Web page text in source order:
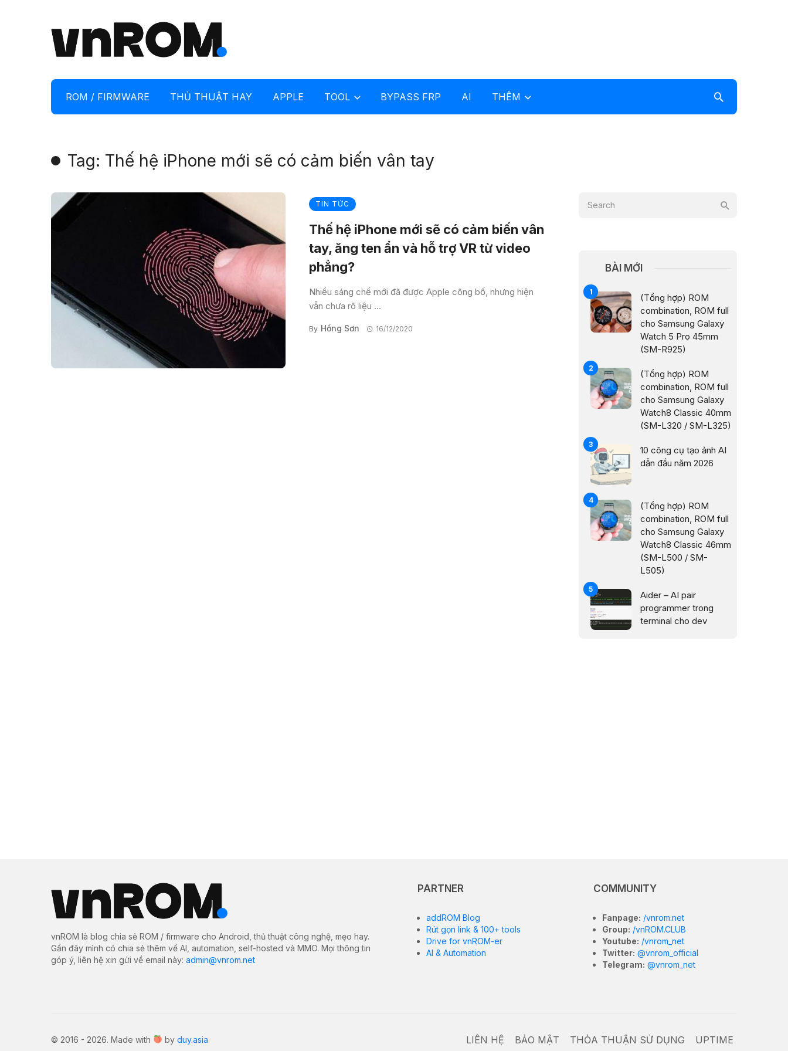
ROM / FIRMWARE THỦ THUẬT HAY APPLE TOOL BYPASS FRP AI THÊM
Tag: Thế hệ iPhone mới sẽ có cảm biến vân tay
TIN TỨC
Thế hệ iPhone mới sẽ có cảm biến vân
tay, ăng ten ẩn và hỗ trợ VR từ video
phẳng?
Nhiều sáng chế mới đã được Apple công bố, nhưng hiện
vẫn chưa rõ liệu ...
By Hồng Sơn 16/12/2020
BÀI MỚI
(Tổng hợp) ROM
combination, ROM full
cho Samsung Galaxy
Watch 5 Pro 45mm
(SM-R925)
(Tổng hợp) ROM
combination, ROM full
cho Samsung Galaxy
Watch8 Classic 40mm
(SM-L320 / SM-L325)
10 công cụ tạo ảnh AI
dẫn đầu năm 2026
(Tổng hợp) ROM
combination, ROM full
cho Samsung Galaxy
Watch8 Classic 46mm
(SM-L500 / SM-
L505)
Aider – AI pair
programmer trong
terminal cho dev
vnROM là blog chia sẻ ROM / firmware cho Android, thủ thuật công nghệ, mẹo hay.
Gần đây mình có chia sẻ thêm về AI, automation, self-hosted và MMO. Mọi thông tin
góp ý, liên hệ xin gửi về email này: admin@vnrom.net
PARTNER
addROM Blog
Rút gọn link & 100+ tools
Drive for vnROM-er
AI & Automation
COMMUNITY
Fanpage: /vnrom.net
Group: /vnROM.CLUB
Youtube: /vnrom_net
Twitter: @vnrom_official
Telegram: @vnrom_net
© 2016 - 2026. Made with by duy.asia LIÊN HỆ BẢO MẬT THỎA THUẬN SỬ DỤNG UPTIME